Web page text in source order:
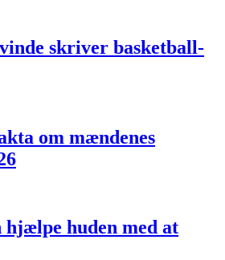
skriver basketball-
om mændenes
hjælpe huden med at